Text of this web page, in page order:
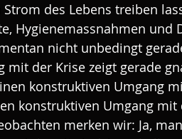
des Lebens treiben
Hygienemassnahmen und
nicht unbedingt
mit der Krise zeigt gerade
konstruktiven Umgang
konstruktiven Umgang mit
merken wir: Ja,